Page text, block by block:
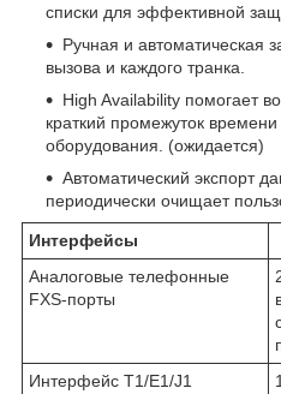
списки для эффективной
Ручная и автоматическая
вызова и каждого транка.
High Availability помогает
краткий промежуток времени
оборудования. (ожидается)
Автоматический экспорт
периодически очищает
Интерфейсы
Аналоговые телефонные
FXS-порты
Интерфейс T1/E1/J1